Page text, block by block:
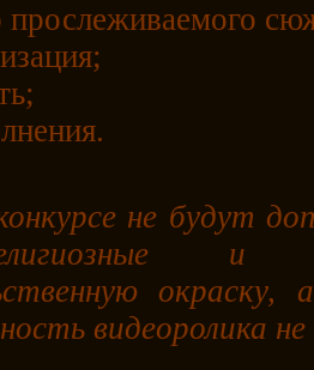
прослеживаемого
не будут
и
видеоролика